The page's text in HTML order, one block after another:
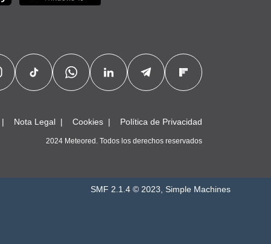
Nota Legal Cookies Política de Privacidad
2024 Meteored. Todos los derechos reservados
SMF 2.1.4 © 2023, Simple Machines